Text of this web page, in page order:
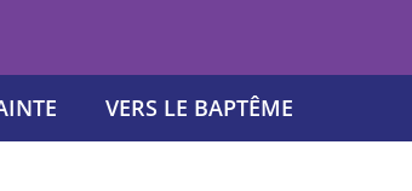
VERS LE BAPTÊME